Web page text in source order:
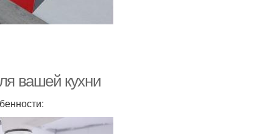
вашей кухни